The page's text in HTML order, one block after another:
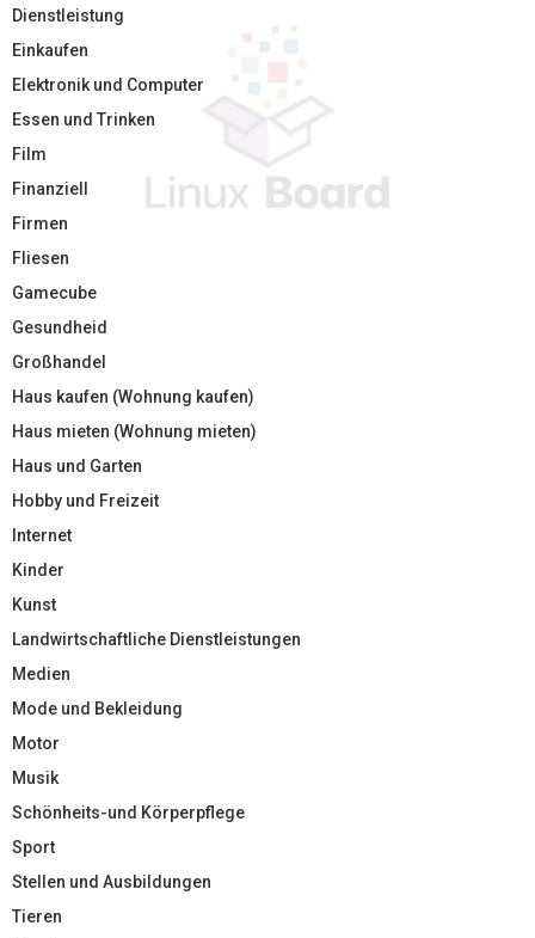
Dienstleistung
Einkaufen
Elektronik und Computer
Essen und Trinken
Film
Finanziell
Firmen
Fliesen
Gamecube
Gesundheid
Großhandel
Haus kaufen (Wohnung kaufen)
Haus mieten (Wohnung mieten)
Haus und Garten
Hobby und Freizeit
Internet
Kinder
Kunst
Landwirtschaftliche Dienstleistungen
Medien
Mode und Bekleidung
Motor
Musik
Schönheits-und Körperpflege
Sport
Stellen und Ausbildungen
Tieren